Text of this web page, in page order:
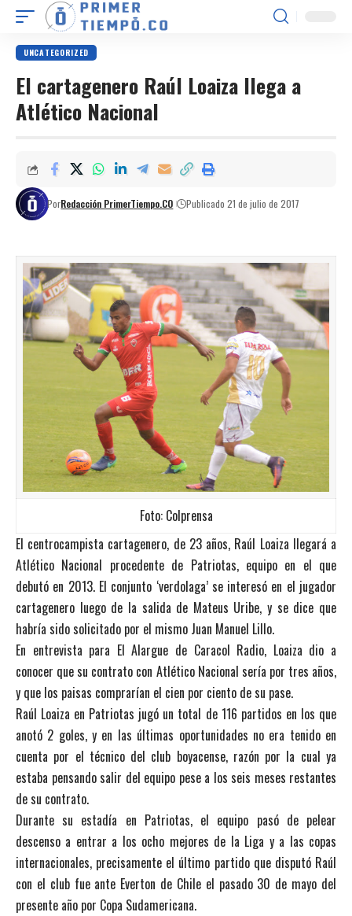
UNCATEGORIZED
El cartagenero Raúl Loaiza llega a
Atlético Nacional
PorRedacción PrimerTiempo.CO Publicado 21 de julio de 2017
Foto: Colprensa
El centrocampista cartagenero, de 23 años, Raúl Loaiza llegará a
Atlético Nacional procedente de Patriotas, equipo en el que
debutó en 2013. El conjunto ‘verdolaga’ se interesó en el jugador
cartagenero luego de la salida de Mateus Uribe, y se dice que
habría sido solicitado por el mismo Juan Manuel Lillo.
En entrevista para El Alargue de Caracol Radio, Loaiza dio a
conocer que su contrato con Atlético Nacional sería por tres años,
y que los paisas comprarían el cien por ciento de su pase.
Raúl Loaiza en Patriotas jugó un total de 116 partidos en los que
anotó 2 goles, y en las últimas oportunidades no era tenido en
cuenta por el técnico del club boyacense, razón por la cual ya
estaba pensando salir del equipo pese a los seis meses restantes
de su contrato.
Durante su estadía en Patriotas, el equipo pasó de pelear
descenso a entrar a los ocho mejores de la Liga y a las copas
internacionales, precisamente el último partido que disputó Raúl
con el club fue ante Everton de Chile el pasado 30 de mayo del
presente año por Copa Sudamericana.